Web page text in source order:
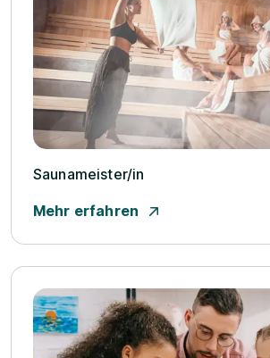
Saunameister/­in
Mehr erfahren